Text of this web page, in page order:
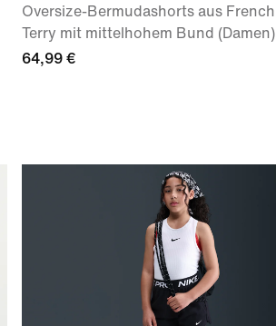
Oversize-Bermudashorts aus French
Terry mit mittelhohem Bund (Damen)
64,99 €